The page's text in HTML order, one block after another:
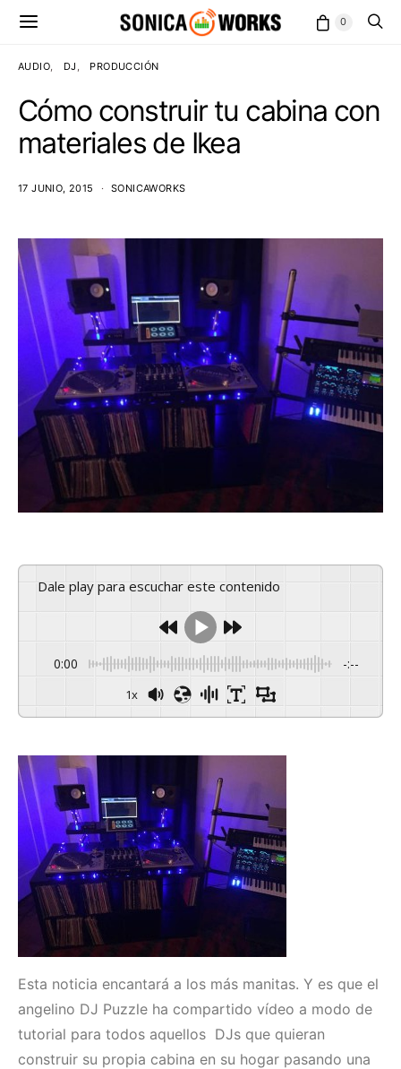
0
AUDIO DJ PRODUCCIÓN
Cómo construir tu cabina con
materiales de Ikea
17 JUNIO, 2015 SONICAWORKS
Dale play para escuchar este contenido
0:00 -:--
1x
Esta noticia encantará a los más manitas. Y es que el
angelino DJ Puzzle ha compartido vídeo a modo de
tutorial para todos aquellos DJs que quieran
construir su propia cabina en su hogar pasando una